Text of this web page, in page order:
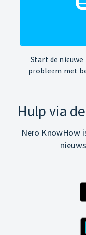
Start de nieuwe
probleem met
Hulp via
Nero KnowHow